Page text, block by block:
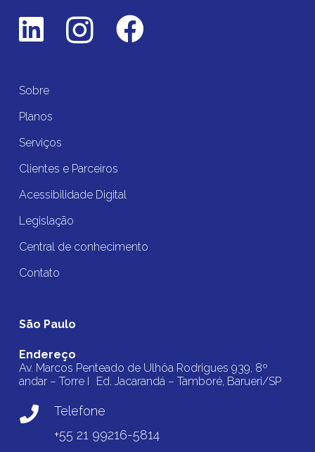
Sobre
Planos
Serviços
Clientes e Parceiros
Acessibilidade Digital
Legislação
Central de conhecimento
Contato
São Paulo
Endereço
Av. Marcos Penteado de Ulhôa Rodrigues 939, 8º
andar – Torre I Ed. Jacarandá – Tamboré, Barueri/SP
Telefone
+55 21 99216-5814